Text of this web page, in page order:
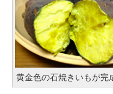
黄金色の石焼きいもが完